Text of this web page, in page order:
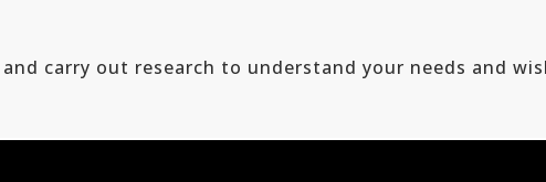
carry out research to understand your needs and